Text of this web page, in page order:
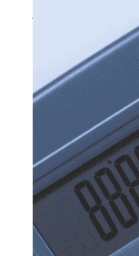
juga
dicantumkan
program
Uang
Fyi,UKT
bayarkan
Nominal